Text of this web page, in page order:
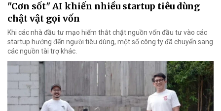
"Cơn sốt" AI khiến nhiều startup tiêu dùng
chật vật gọi vốn
Khi các nhà đầu tư mạo hiểm thắt chặt nguồn vốn đầu tư vào các
startup hướng đến người tiêu dùng, một số công ty đã chuyển sang
các nguồn tài trợ khác.